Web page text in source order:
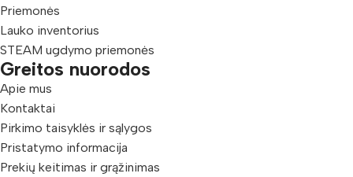
Priemonės
Lauko inventorius
STEAM ugdymo priemonės
Greitos nuorodos
Apie mus
Kontaktai
Pirkimo taisyklės ir sąlygos
Pristatymo informacija
Prekių keitimas ir grąžinimas